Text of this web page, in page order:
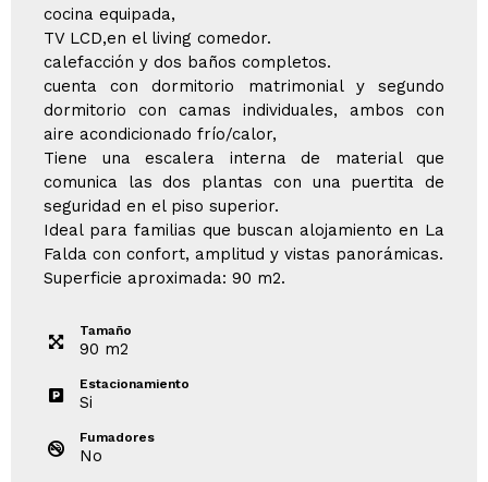
cocina equipada,
TV LCD,en el living comedor.
calefacción y dos baños completos.
cuenta con dormitorio matrimonial y segundo
dormitorio con camas individuales, ambos con
aire acondicionado frío/calor,
Tiene una escalera interna de material que
comunica las dos plantas con una puertita de
seguridad en el piso superior.
Ideal para familias que buscan alojamiento en La
Falda con confort, amplitud y vistas panorámicas.
Superficie aproximada: 90 m2.
Tamaño
90 m2
Estacionamiento
Si
Fumadores
No